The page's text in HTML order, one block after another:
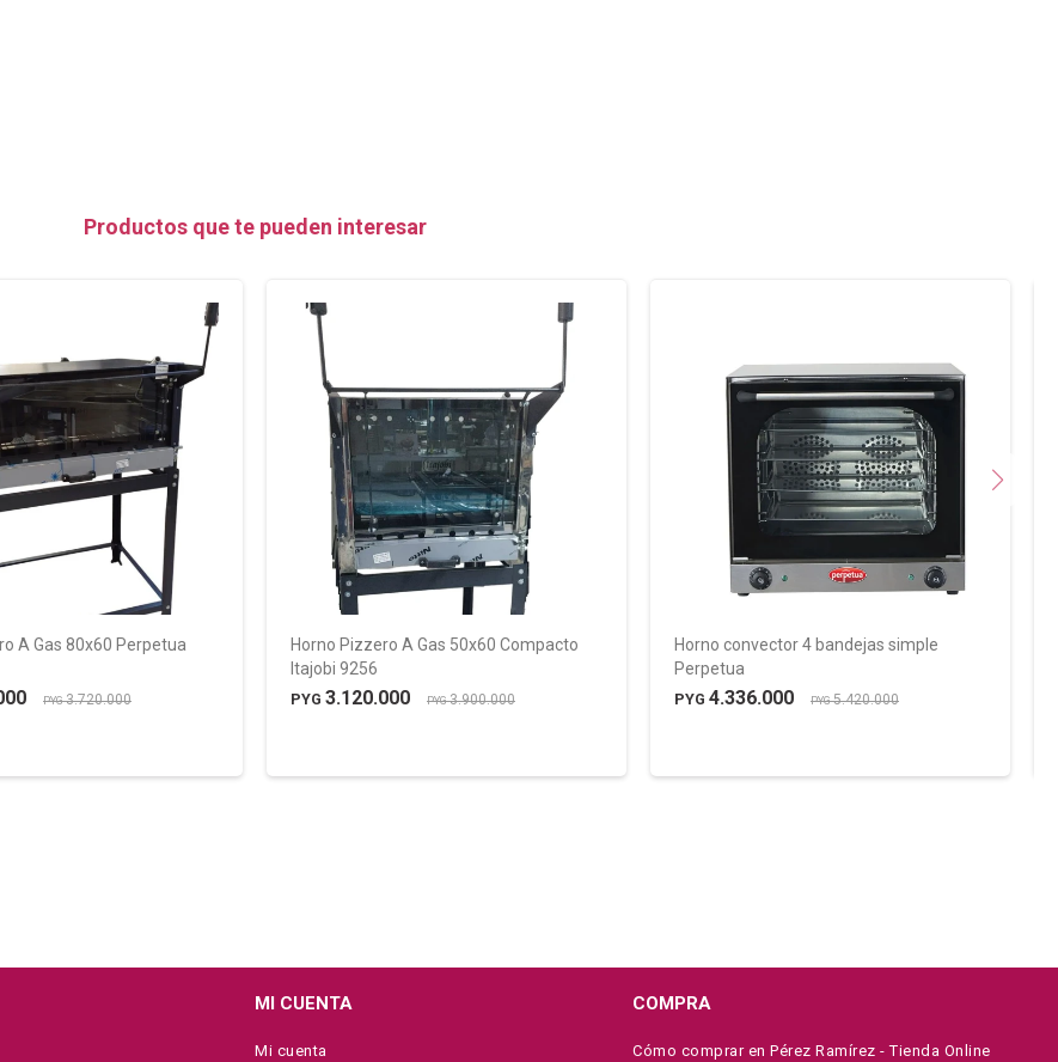
Productos que te pueden interesar
A Gas 80x60 Perpetua
PYG3.720.000
Horno Pizzero A Gas 50x60 Compacto
Itajobi 9256
PYG 3.120.000 PYG3.900.000
Horno convector 4 bandejas simple
Perpetua
PYG 4.336.000 PYG5.420.000
COMPRA
Cómo comprar en Pérez Ramírez - Tienda Online
MI CUENTA
Mi cuenta